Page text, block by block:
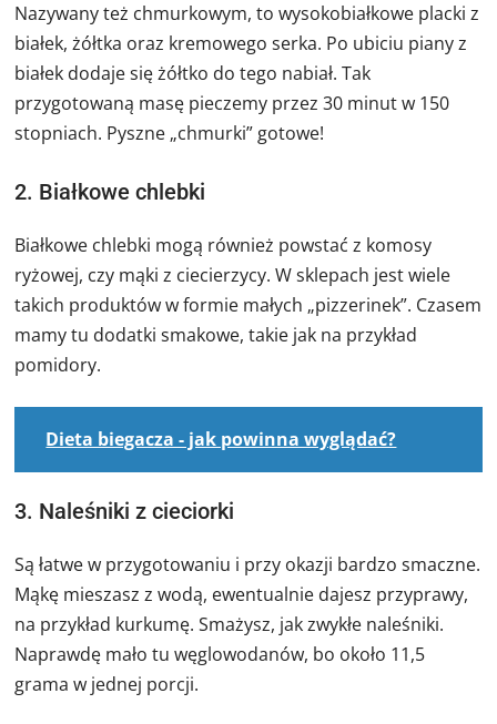
Nazywany też chmurkowym, to wysokobiałkowe placki z
białek, żółtka oraz kremowego serka. Po ubiciu piany z
białek dodaje się żółtko do tego nabiał. Tak
przygotowaną masę pieczemy przez 30 minut w 150
stopniach. Pyszne „chmurki” gotowe!
2. Białkowe chlebki
Białkowe chlebki mogą również powstać z komosy
ryżowej, czy mąki z ciecierzycy. W sklepach jest wiele
takich produktów w formie małych „pizzerinek”. Czasem
mamy tu dodatki smakowe, takie jak na przykład
pomidory.
Dieta biegacza - jak powinna wyglądać?
3. Naleśniki z cieciorki
Są łatwe w przygotowaniu i przy okazji bardzo smaczne.
Mąkę mieszasz z wodą, ewentualnie dajesz przyprawy,
na przykład kurkumę. Smażysz, jak zwykłe naleśniki.
Naprawdę mało tu węglowodanów, bo około 11,5
grama w jednej porcji.